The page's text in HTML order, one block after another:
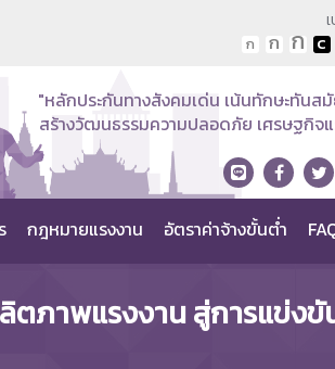
"หลักประกันทางสังคมเด่น เน้นทักษะทันส
สร้างวัฒนธรรมความปลอดภัย เศรษฐกิจ
กฎหมายแรงงาน อัตราค่าจ้างขั้นต่ำ
ตภาพแรงงาน สู่การแข่ง